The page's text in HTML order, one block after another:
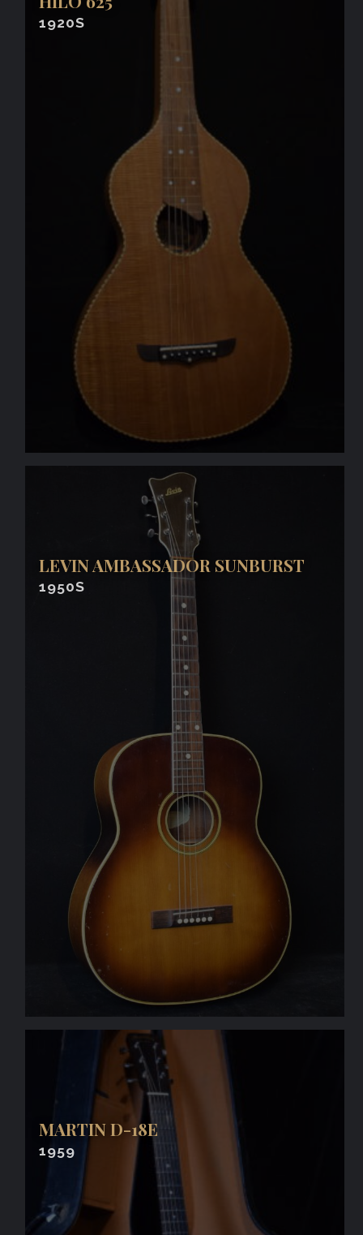
1920S
LEVIN AMBASSADOR SUNBURST
1950S
MARTIN D-18E
1959